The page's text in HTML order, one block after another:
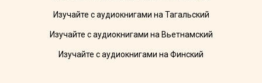
Изучайте с аудиокнигами на Тагальский
Изучайте с аудиокнигами на Вьетнамский
Изучайте с аудиокнигами на Финский